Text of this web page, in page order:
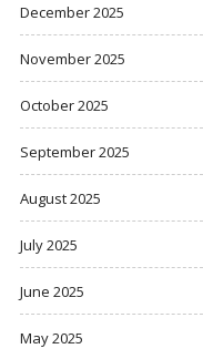
December 2025
November 2025
October 2025
September 2025
August 2025
July 2025
June 2025
May 2025